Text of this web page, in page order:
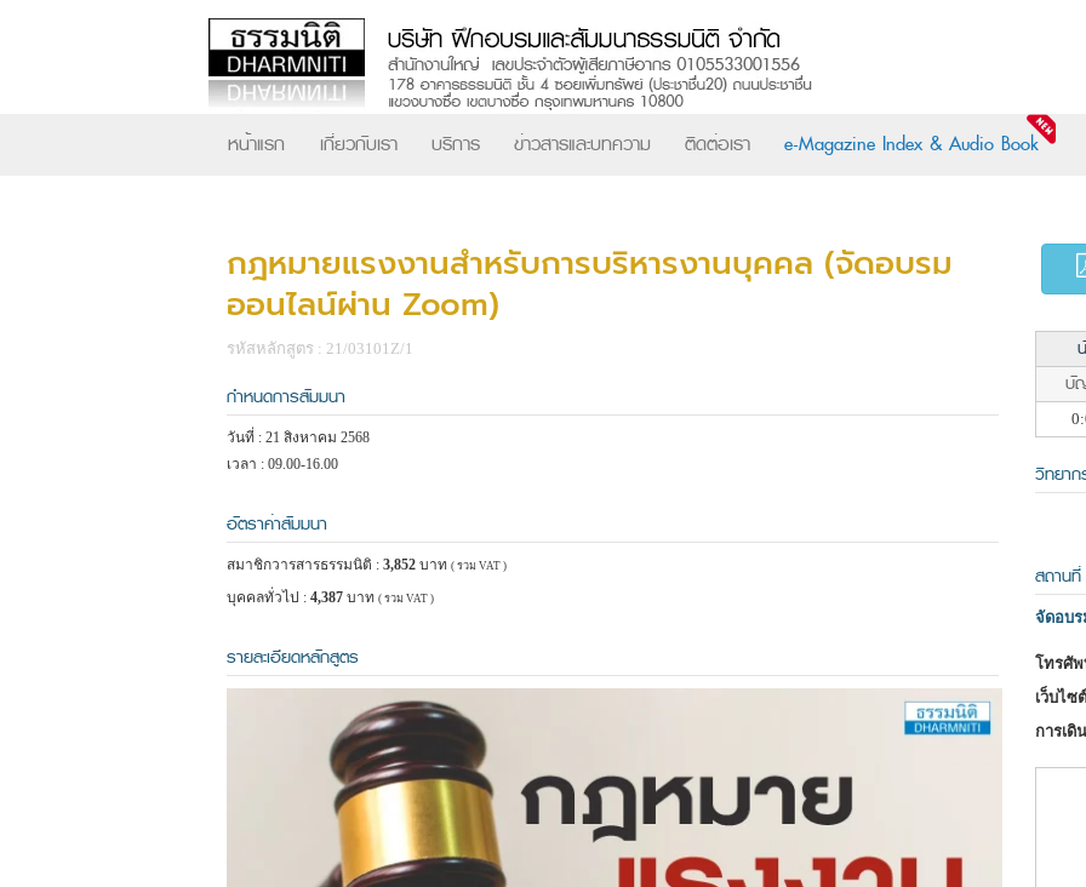
หน้าแรก เกี่ยวกับเรา บริการ ข่าวสารและบทความ ติดต่อเรา e-Magazine Index & Audio Book
กฎหมายแรงงานสำหรับการบริหารงานบุคคล (จัดอบรม
ออนไลน์ผ่าน Zoom)
รหัสหลักสูตร : 21/03101Z/1
กำหนดการสัมมนา
วันที่ : 21 สิงหาคม 2568
เวลา : 09.00-16.00
อัตราค่าสัมมนา
สมาชิกวารสารธรรมนิติ : 3,852 บาท ( รวม VAT )
บุคคลทั่วไป : 4,387 บาท ( รวม VAT )
รายละเอียดหลักสูตร
บั
วิทยาก
สถานที่
จัดอบ
โทรศัพ
เว็บไซ
การเดิ